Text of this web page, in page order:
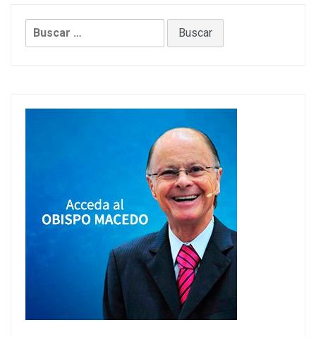
Buscar: